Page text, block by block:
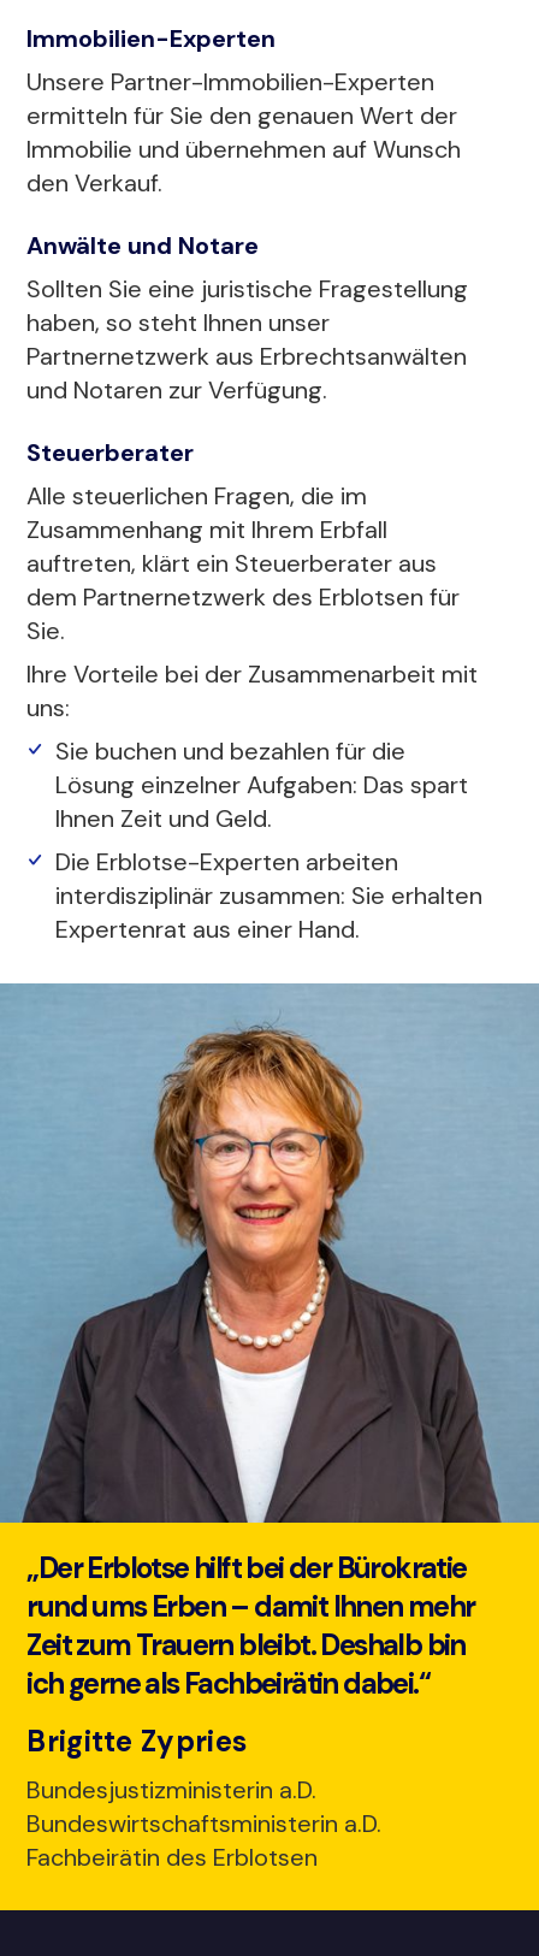
Immobilien-Experten
Unsere Partner-Immobilien-Experten
ermitteln für Sie den genauen Wert der
Immobilie und übernehmen auf Wunsch
den Verkauf.
Anwälte und Notare
Sollten Sie eine juristische Fragestellung
haben, so steht Ihnen unser
Partnernetzwerk aus Erbrechtsanwälten
und Notaren zur Verfügung.
Steuerberater
Alle steuerlichen Fragen, die im
Zusammenhang mit Ihrem Erbfall
auftreten, klärt ein Steuerberater aus
dem Partnernetzwerk des Erblotsen für
Sie.
Ihre Vorteile bei der Zusammenarbeit mit
uns:
Sie buchen und bezahlen für die
Lösung einzelner Aufgaben: Das spart
Ihnen Zeit und Geld.
Die Erblotse-Experten arbeiten
interdisziplinär zusammen: Sie erhalten
Expertenrat aus einer Hand.
„Der Erblotse hilft bei der Bürokratie
rund ums Erben – damit Ihnen mehr
Zeit zum Trauern bleibt. Deshalb bin
ich gerne als Fachbeirätin dabei.“
Brigitte Zypries
Bundesjustizministerin a.D.
Bundeswirtschaftsministerin a.D.
Fachbeirätin des Erblotsen